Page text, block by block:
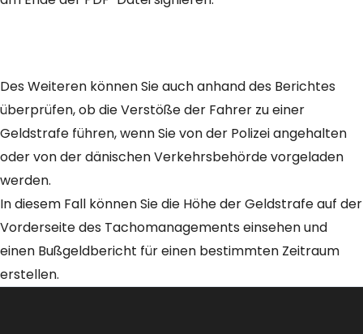
Des Weiteren können Sie auch anhand des Berichtes
überprüfen, ob die Verstöße der Fahrer zu einer
Geldstrafe führen, wenn Sie von der Polizei angehalten
oder von der dänischen Verkehrsbehörde vorgeladen
werden.
In diesem Fall können Sie die Höhe der Geldstrafe auf der
Vorderseite des Tachomanagements einsehen und
einen Bußgeldbericht für einen bestimmten Zeitraum
erstellen.